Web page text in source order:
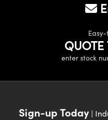
QUOTE
enter stock
Sign-up Today|